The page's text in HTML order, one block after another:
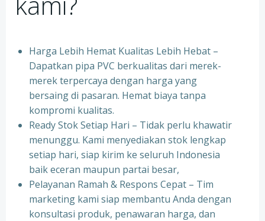
Harga Lebih Hemat Kualitas Lebih Hebat –
Dapatkan pipa PVC berkualitas dari merek-
merek terpercaya dengan harga yang
bersaing di pasaran. Hemat biaya tanpa
kompromi kualitas.
Ready Stok Setiap Hari – Tidak perlu khawatir
menunggu. Kami menyediakan stok lengkap
setiap hari, siap kirim ke seluruh Indonesia
baik eceran maupun partai besar,
Pelayanan Ramah & Respons Cepat – Tim
marketing kami siap membantu Anda dengan
konsultasi produk, penawaran harga, dan